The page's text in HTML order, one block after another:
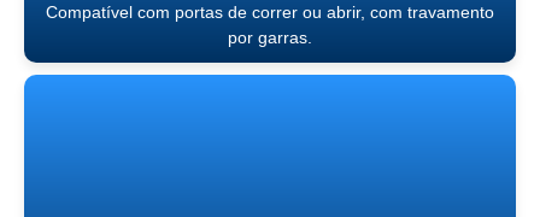
Compatível com portas de correr ou abrir, com travamento
por garras.